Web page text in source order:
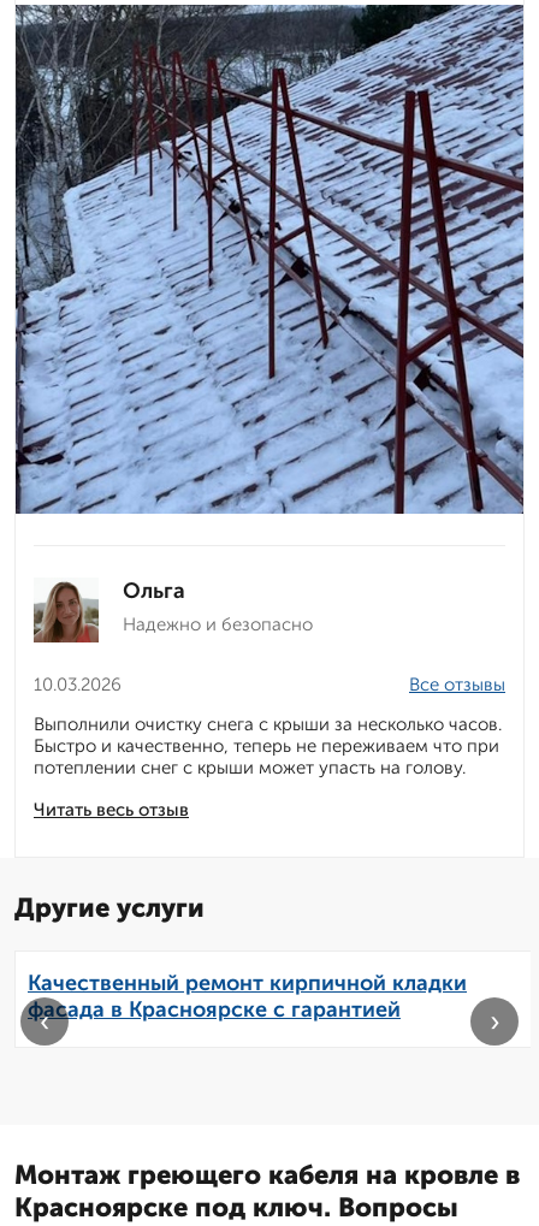
Ольга
Надежно и безопасно
10.03.2026
Читать весь отзыв
Все отзывы
Выполнили очистку снега с крыши за несколько часов.
Быстро и качественно, теперь не переживаем что при
потеплении снег с крыши может упасть на голову.
Другие услуги
Качественный ремонт кирпичной кладки
фасада в Красноярске с гарантией
‹ ›
Монтаж греющего кабеля на кровле в
Красноярске под ключ. Вопросы